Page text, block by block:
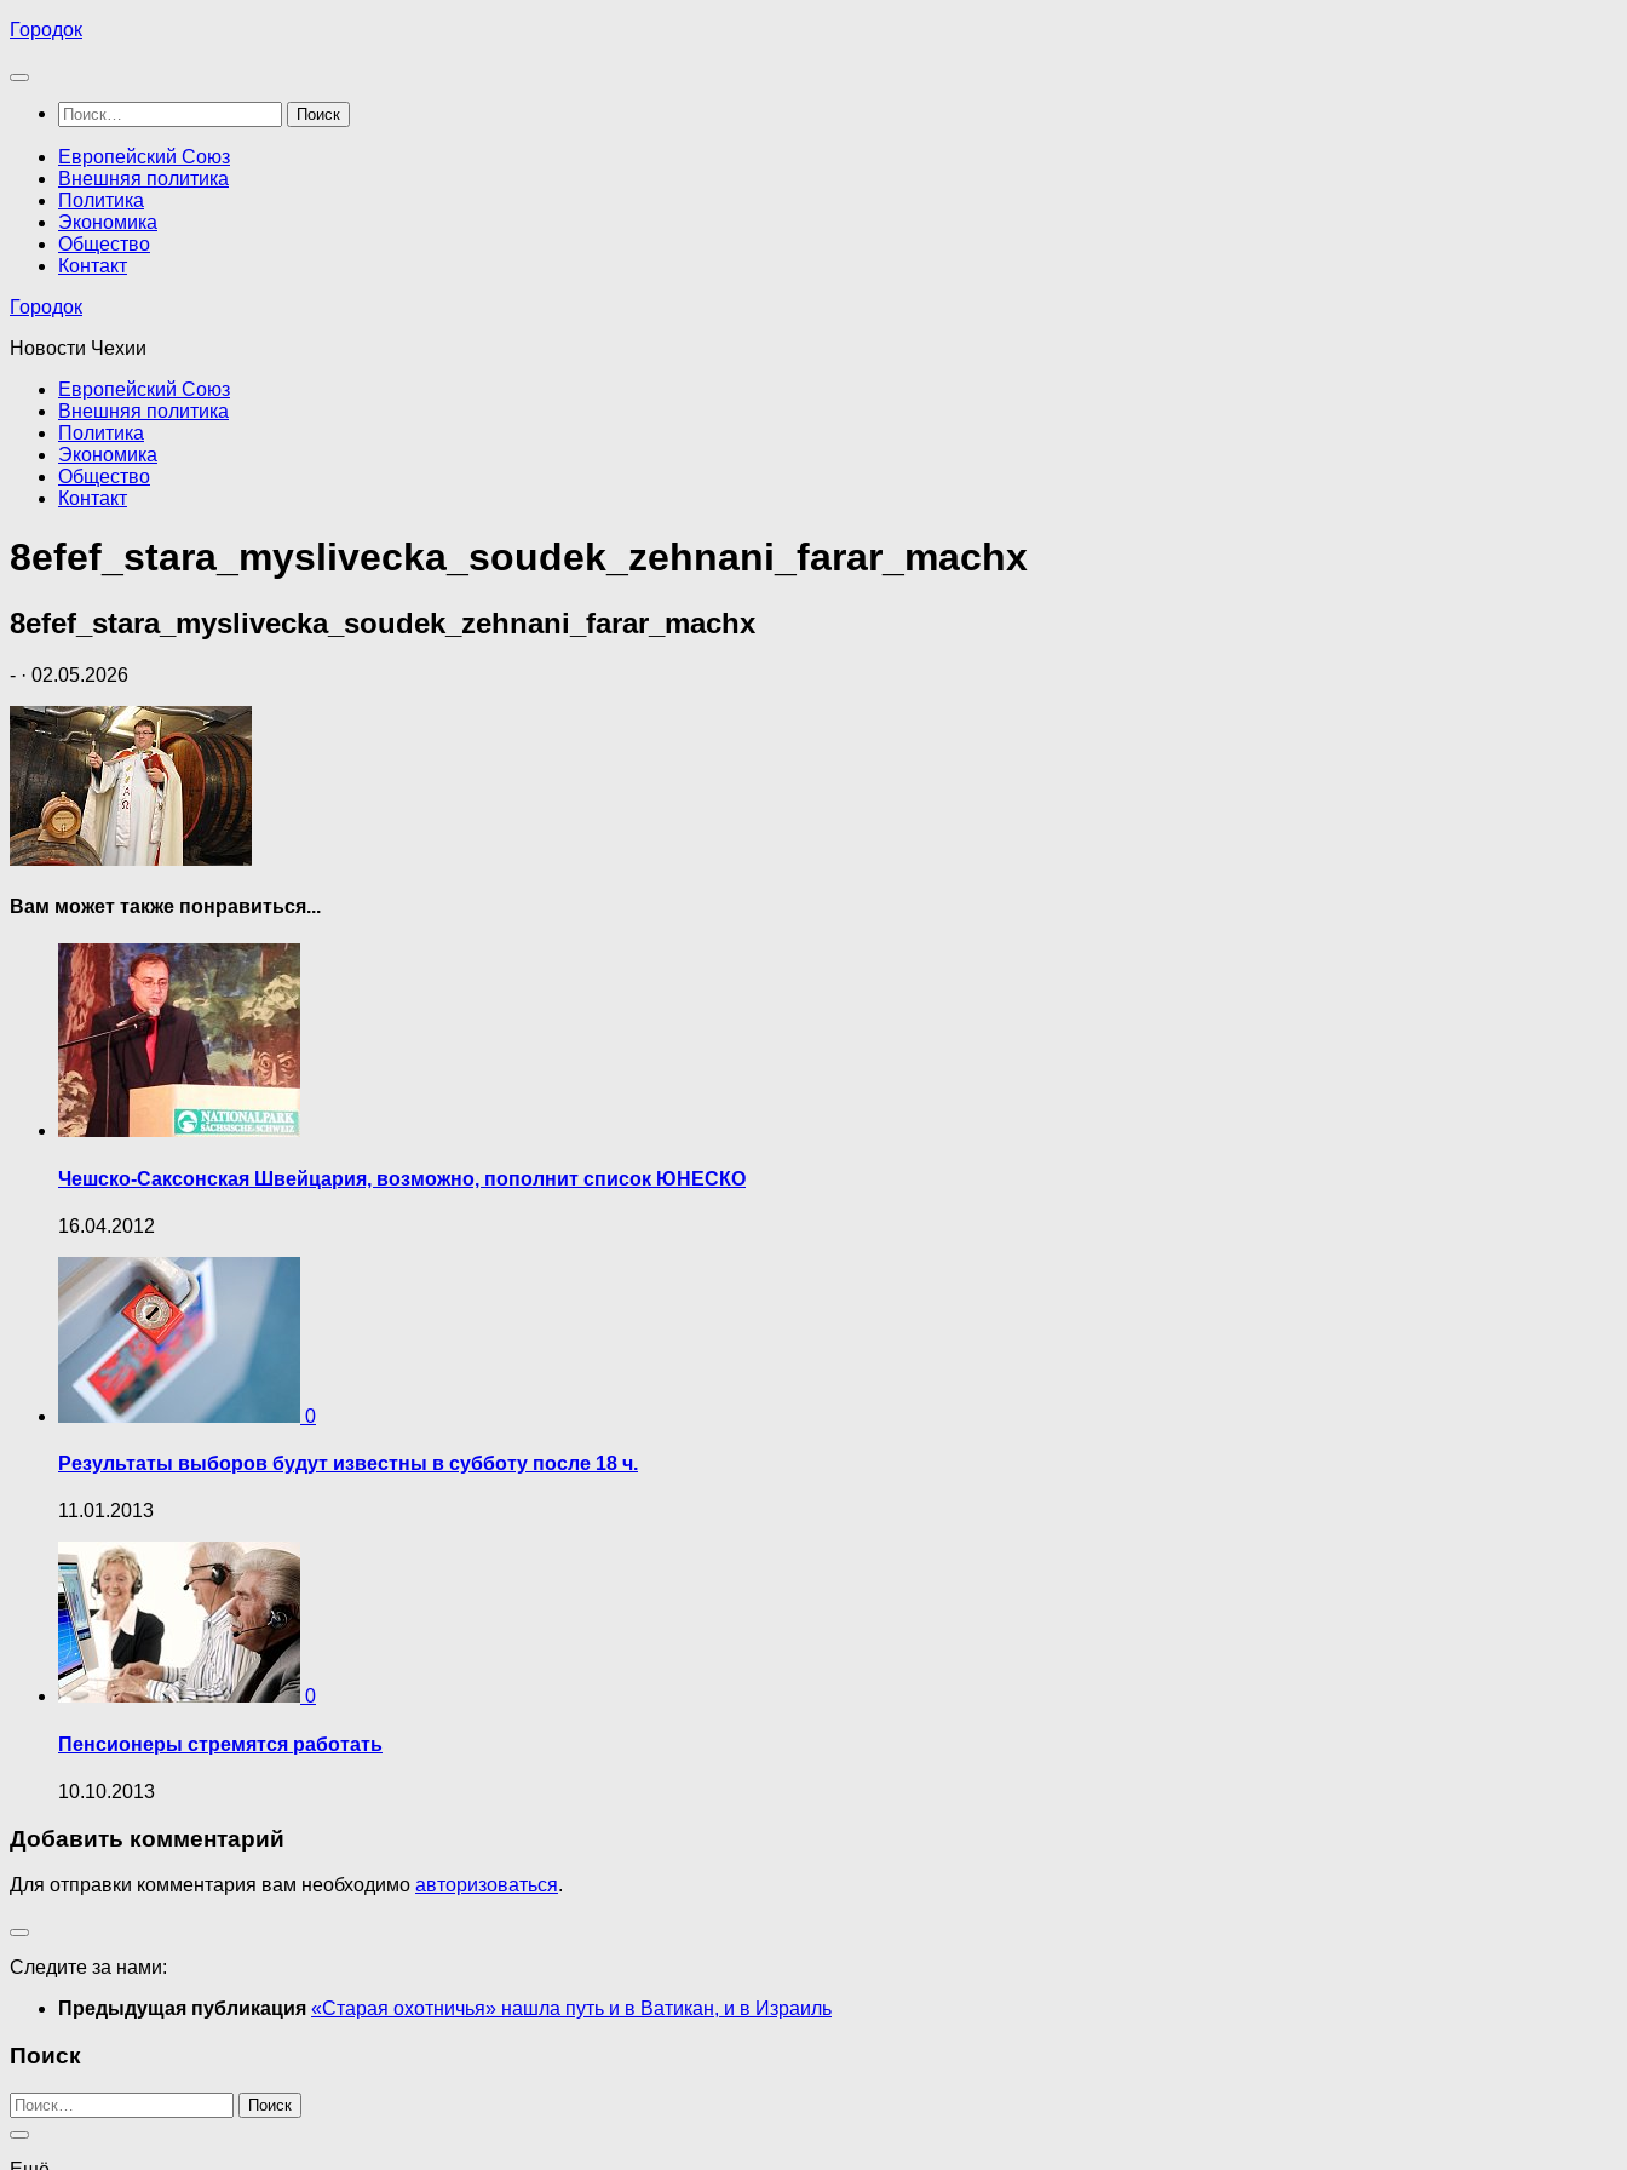
Перейти
содержимому
Городок
Найти:
Европейский Союз
Внешняя политика
Политика
Экономика
Общество
Контакт
Городок
Новости Чехии
Европейский Союз
Внешняя политика
Политика
Экономика
Общество
Контакт
8efef_stara_myslivecka_soudek_zehnani_farar_machx
8efef_stara_myslivecka_soudek_zehnani_farar_machx
- · 02.05.2026
Вам может также понравиться...
Чешско-Саксонская Швейцария, возможно, пополнит список ЮНЕСКО
16.04.2012
0
Результаты выборов будут известны в субботу после 18 ч.
11.01.2013
0
Пенсионеры стремятся работать
10.10.2013
Добавить комментарий
Для отправки комментария вам необходимо авторизоваться.
Следите за нами:
Предыдущая публикация «Старая охотничья» нашла путь и в Ватикан, и в Израиль
Поиск
Найти: